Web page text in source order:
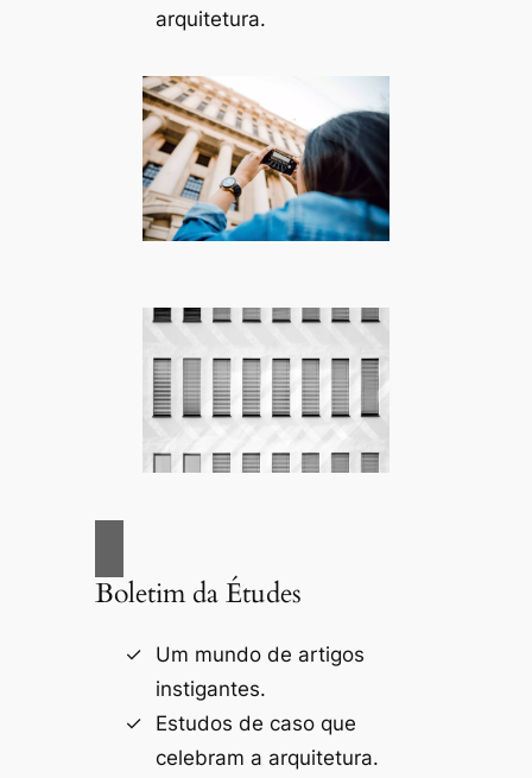
arquitetura.
Boletim da Études
Um mundo de artigos
instigantes.
Estudos de caso que
celebram a arquitetura.